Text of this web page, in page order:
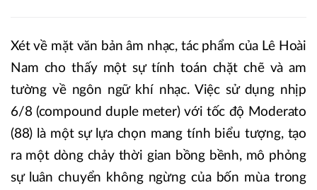
Xét về mặt văn bản âm nhạc, tác phẩm của Lê Hoài
Nam cho thấy một sự tính toán chặt chẽ và am
tường về ngôn ngữ khí nhạc. Việc sử dụng nhịp
6/8 (compound duple meter) với tốc độ Moderato
(88) là một sự lựa chọn mang tính biểu tượng, tạo
ra một dòng chảy thời gian bồng bềnh, mô phỏng
sự luân chuyển không ngừng của bốn mùa trong